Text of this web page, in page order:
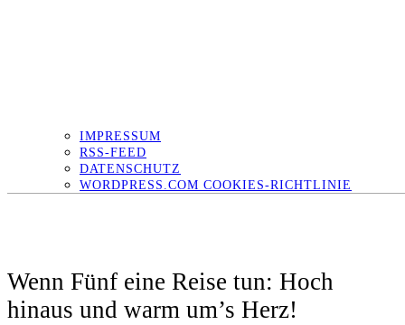
IMPRESSUM
RSS-FEED
DATENSCHUTZ
WORDPRESS.COM COOKIES-RICHTLINIE
Wenn Fünf eine Reise tun: Hoch
hinaus und warm um’s Herz!